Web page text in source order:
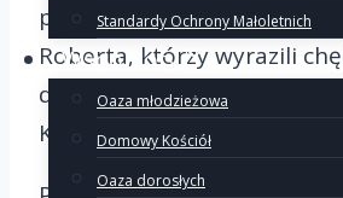
Standardy Ochrony Małoletnich
Wspólnoty
Oaza młodzieżowa
Domowy Kościół
Oaza dorosłych
przyjęcia do kręgu w
Roberta, którzy wyrazili
duchowości małżeńskiej w
Kościele.